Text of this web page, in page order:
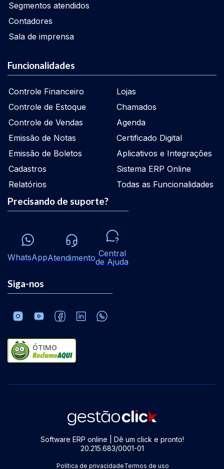
Segmentos atendidos
Contadores
Sala de imprensa
Funcionalidades
Controle Financeiro
Controle de Estoque
Controle de Vendas
Emissão de Notas
Emissão de Boletos
Cadastros
Relatórios
Lojas
Chamados
Agenda
Certificado Digital
Aplicativos e Integrações
Sistema ERP Online
Todas as Funcionalidades
Precisando de suporte?
WhatsAppAtendimento Central
de Ajuda
Siga-nos
ÓTIMO
Software ERP online | Dê um click e pronto!
20.215.683/0001-01
Política de privacidadeTermos de uso